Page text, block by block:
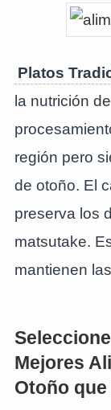
Platos
la nutrición
región pero
de otoño. El
preserva los
matsutake.
mantienen
Mejores
Otoño